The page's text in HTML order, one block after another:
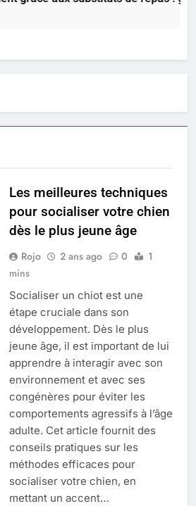
Les meilleures techniques
pour socialiser votre chien
dès le plus jeune âge
Rojo 2 ans ago 0
1
mins
Socialiser un chiot est une
étape cruciale dans son
développement. Dès le plus
jeune âge, il est important de lui
apprendre à interagir avec son
environnement et avec ses
congénères pour éviter les
comportements agressifs à l’âge
adulte. Cet article fournit des
conseils pratiques sur les
méthodes efficaces pour
socialiser votre chien, en
mettant un accent…
seniors: aménagement et
exercices
BIEN ÊTRE
Voyance à La Rochelle : où
trouver un accompagnement
sérieux à un tarif juste ?
BIEN ÊTRE
Sclérose en plaques et
maternité : tout ce que les
femmes enceintes doivent
connaître
SANTÉ